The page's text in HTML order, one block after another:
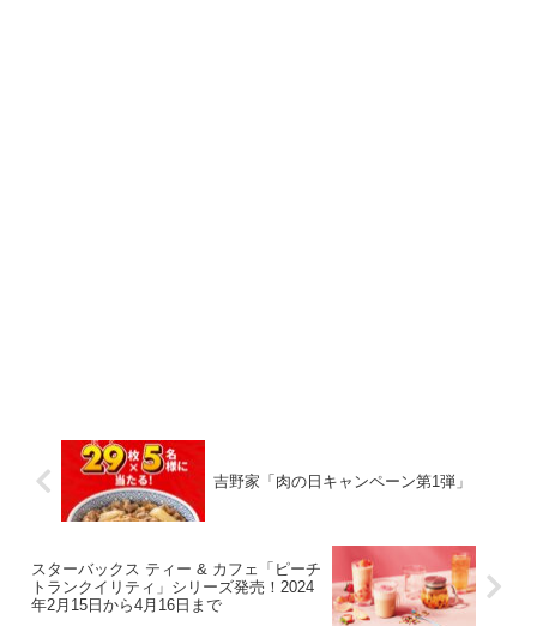
吉野家「肉の日キャンペーン第1弾」
スターバックス ティー & カフェ「ピーチ
トランクイリティ」シリーズ発売！2024
年2月15日から4月16日まで